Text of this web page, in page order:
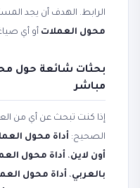
الرابط. الهدف أن يجد
محول العملات أو أي
مباشر
إذا كنت تبحث عن أي من
الصحيح: أداة محول
أون لاين، أداة محول
بالعربي، أداة محول